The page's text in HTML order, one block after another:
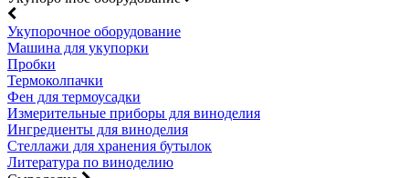
Укупорочное оборудование
Машина для укупорки
Пробки
Термоколпачки
Фен для термоусадки
Измерительные приборы для виноделия
Ингредиенты для виноделия
Стеллажи для хранения бутылок
Литература по виноделию